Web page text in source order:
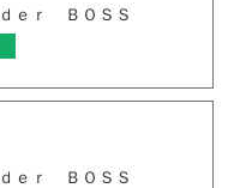
ｄｅｒ ＢＯＳＳ
ｄｅｒ ＢＯＳＳ